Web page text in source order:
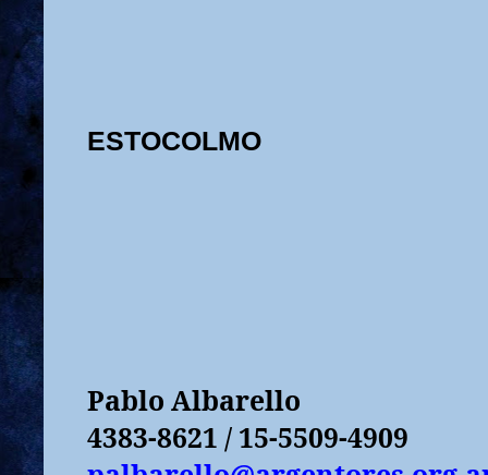
ESTOCOLMO
Pablo Albarello
4383-8621 / 15-5509-4909